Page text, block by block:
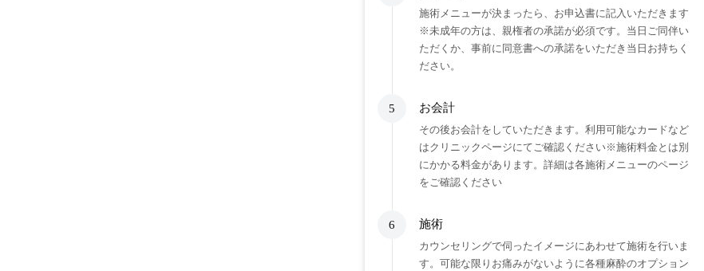
施術メニューが決まったら、お申込書に記入いただきます
※未成年の方は、親権者の承諾が必須です。当日ご同伴い
ただくか、事前に同意書への承諾をいただき当日お持ちく
ださい。
5 お会計
その後お会計をしていただきます。利用可能なカードなど
はクリニックページにてご確認ください※施術料金とは別
にかかる料金があります。詳細は各施術メニューのページ
をご確認ください
6 施術
カウンセリングで伺ったイメージにあわせて施術を行いま
す。可能な限りお痛みがないように各種麻酔のオプション